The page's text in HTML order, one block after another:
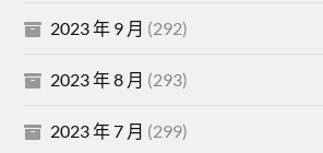
2023 年 9 月 (292)
2023 年 8 月 (293)
2023 年 7 月 (299)